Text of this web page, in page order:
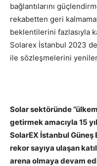
bağlantılarını
rekabetten geri
beklentilerini fazlasıyla
Solarex İstanbul 2023
ile sözleşmelerini
Solar sektöründe
getirmek amacıyla 15
SolarEX İstanbul Güneş
rekor sayıya ulaşan
arena olmaya devam